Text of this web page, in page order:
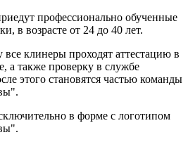
профессионально обученные
в возрасте от 24 до 40 лет.
клинеры проходят аттестацию в
а также проверку в службе
этого становятся частью команды
в форме с логотипом